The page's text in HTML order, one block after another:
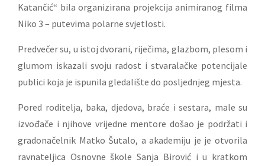
Katančić“ bila organizirana projekcija animiranog filma
Niko 3 – putevima polarne svjetlosti.
Predvečer su, u istoj dvorani, riječima, glazbom, plesom i
glumom iskazali svoju radost i stvaralačke potencijale
publici koja je ispunila gledalište do posljednjeg mjesta.
Pored roditelja, baka, djedova, braće i sestara, male su
izvođače i njihove vrijedne mentore došao je podržati i
gradonačelnik Matko Šutalo, a akademiju je je otvorila
ravnateljica Osnovne škole Sanja Birović i u kratkom